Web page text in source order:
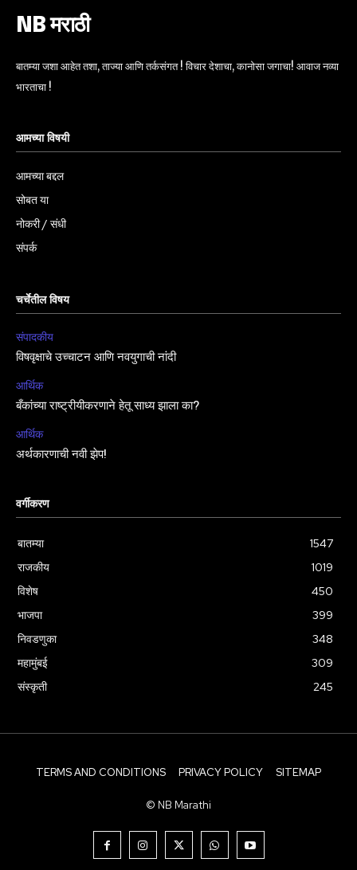
NB मराठी
बातम्या जशा आहेत तशा, ताज्या आणि तर्कसंगत ! विचार देशाचा, कानोसा जगाचा! आवाज नव्या
भारताचा !
आमच्या विषयी
आमच्या बद्दल
सोबत या
नोकरी / संधी
संपर्क
चर्चेतील विषय
संपादकीय
विषवृक्षाचे उच्चाटन आणि नवयुगाची नांदी
आर्थिक
बँकांच्या राष्ट्रीयीकरणाने हेतू साध्य झाला का?
आर्थिक
अर्थकारणाची नवी झेप!
वर्गीकरण
बातम्या
1547
राजकीय
1019
विशेष
450
भाजपा
399
निवडणुका
348
महामुंबई
309
संस्कृती
245
TERMS AND CONDITIONS PRIVACY POLICY SITEMAP
© NB Marathi